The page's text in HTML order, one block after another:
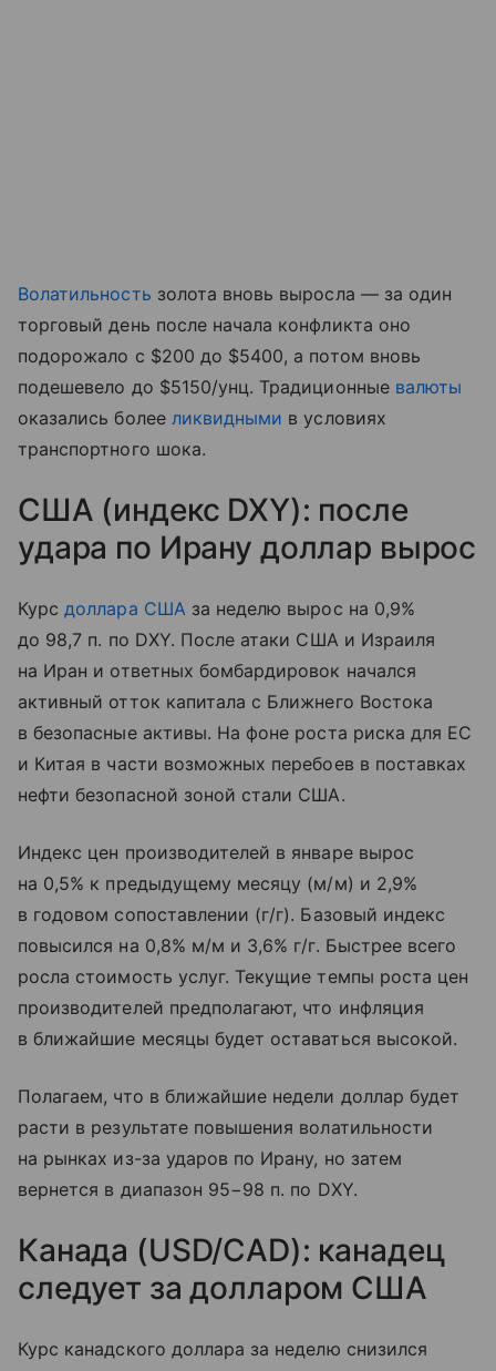
Волатильность золота вновь выросла — за один
торговый день после начала конфликта оно
подорожало с $200 до $5400, а потом вновь
подешевело до $5150/унц. Традиционные валюты
оказались более ликвидными в условиях
транспортного шока.
США (индекс DXY): после
удара по Ирану доллар вырос
Курсдоллара СШАза неделю вырос на 0,9%
до 98,7 п. по DXY. После атаки США и Израиля
на Иран и ответных бомбардировок начался
активный отток капитала с Ближнего Востока
в безопасные активы. На фоне роста риска для ЕС
и Китая в части возможных перебоев в поставках
нефти безопасной зоной стали США.
Индекс цен производителей в январе вырос
на 0,5% к предыдущему месяцу (м/м) и 2,9%
в годовом сопоставлении (г/г). Базовый индекс
повысился на 0,8% м/м и 3,6% г/г. Быстрее всего
росла стоимость услуг. Текущие темпы роста цен
производителей предполагают, что инфляция
в ближайшие месяцы будет оставаться высокой.
Полагаем, что в ближайшие недели доллар будет
расти в результате повышения волатильности
на рынках из-за ударов по Ирану, но затем
вернется в диапазон 95−98 п. по DXY.
Канада (USD/CAD): канадец
следует за долларом США
Курс канадского доллара за неделю снизился